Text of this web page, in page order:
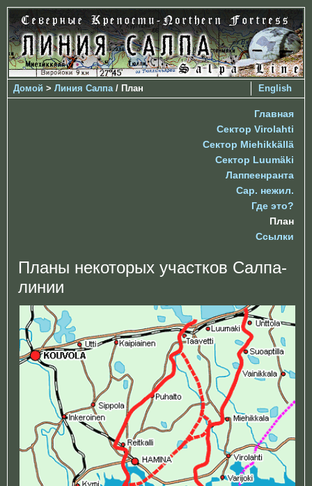
English
Домой > Линия Салпа / План
Главная
Сектор Virolahti
Сектор Miehikkällä
Сектор Luumäki
Лаппеенранта
Сар. нежил.
Где это?
План
Ссылки
Планы некоторых участков Салпа-
линии